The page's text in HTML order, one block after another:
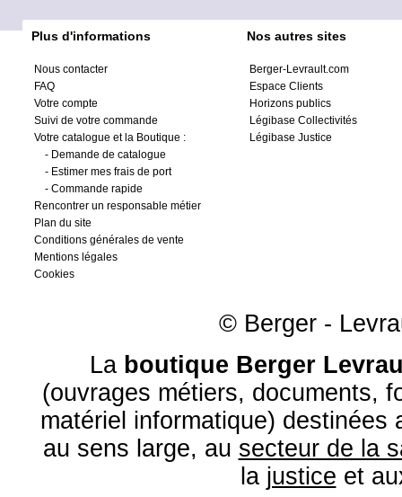
Plus d'informations
Nous contacter
FAQ
Votre compte
Suivi de votre commande
Votre catalogue et la Boutique :
- Demande de catalogue
- Estimer mes frais de port
- Commande rapide
Rencontrer un responsable métier
Plan du site
Conditions générales de vente
Mentions légales
Cookies
Nos autres sites
Berger-Levrault.com
Espace Clients
Horizons publics
Légibase Collectivités
Légibase Justice
© Berger -
La boutique Berger
(ouvrages métiers, documents,
matériel informatique) destinées
au sens large, au secteur de la
la justice et